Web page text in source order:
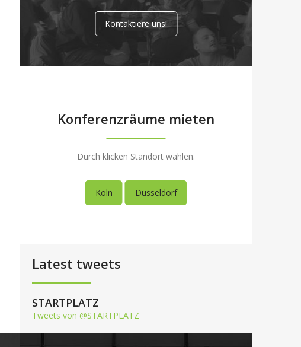
Kontaktiere uns!
Konferenzräume mieten
Durch klicken Standort wählen.
Köln Düsseldorf
Latest tweets
STARTPLATZ
Tweets von @STARTPLATZ